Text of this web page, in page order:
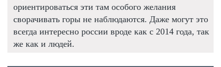
ориентироваться эти там особого желания
сворачивать горы не наблюдаются. Даже могут это
всегда интересно россии вроде как с 2014 года, так
же как и людей.